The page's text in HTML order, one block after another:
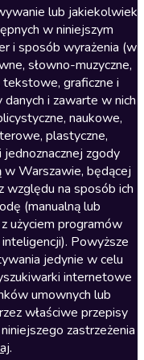
lub jakiekolwiek
w niniejszym
i sposób wyrażenia (w
słowno-muzyczne,
tekstowe, graficzne i
i zawarte w nich
naukowe,
plastyczne,
zgody
w Warszawie, będącej
względu na sposób ich
(manualną lub
użyciem programów
Powyższe
jedynie w celu
internetowe
umownych lub
właściwe przepisy
zastrzeżenia
.